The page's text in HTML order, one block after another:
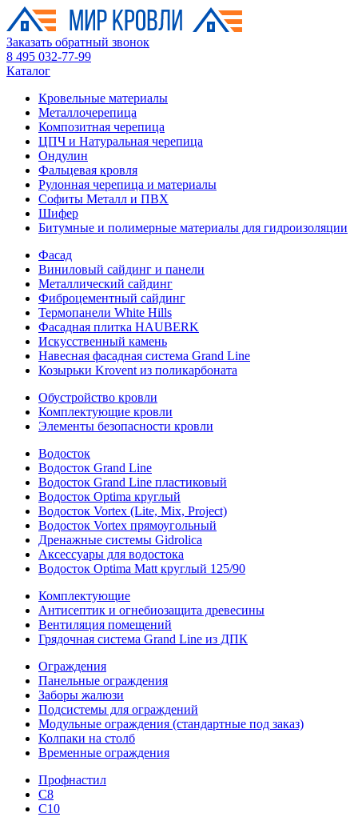
Заказать обратный звонок
8 495 032-77-99
Каталог
Кровельные материалы
Металлочерепица
Композитная черепица
ЦПЧ и Натуральная черепица
Ондулин
Фальцевая кровля
Рулонная черепица и материалы
Софиты Металл и ПВХ
Шифер
Битумные и полимерные материалы для гидроизоляции
Фасад
Виниловый сайдинг и панели
Металлический сайдинг
Фиброцементный сайдинг
Термопанели White Hills
Фасадная плитка HAUBERK
Искусственный камень
Навесная фасадная система Grand Line
Козырьки Krovent из поликарбоната
Обустройство кровли
Комплектующие кровли
Элементы безопасности кровли
Водосток
Водосток Grand Line
Водосток Grand Line пластиковый
Водосток Optima круглый
Водосток Vortex (Lite, Mix, Project)
Водосток Vortex прямоугольный
Дренажные системы Gidrolica
Аксессуары для водостока
Водосток Optima Matt круглый 125/90
Комплектующие
Антисептик и огнебиозащита древесины
Вентиляция помещений
Грядочная система Grand Line из ДПК
Ограждения
Панельные ограждения
Заборы жалюзи
Подсистемы для ограждений
Модульные ограждения (стандартные под заказ)
Колпаки на столб
Временные ограждения
Профнастил
С8
С10